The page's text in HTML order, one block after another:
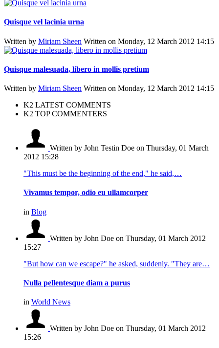
Quisque vel lacinia urna
Written by Miriam Sheen Written on Monday, 12 March 2012 14:15
Quisque malesuada, libero in mollis pretium
Written by Miriam Sheen Written on Monday, 12 March 2012 14:15
K2 LATEST COMMENTS
K2 TOP COMMENTERS
Written by John Testin Doe on Thursday, 01 March
2012 15:28
"This must be the beginning of the end," he said,…
Vivamus tempor, odio eu ullamcorper
in Blog
Written by John Doe on Thursday, 01 March 2012
15:27
"But how can we escape?" he asked, suddenly. "They are…
Nulla pellentesque diam a purus
in World News
Written by John Doe on Thursday, 01 March 2012
15:26